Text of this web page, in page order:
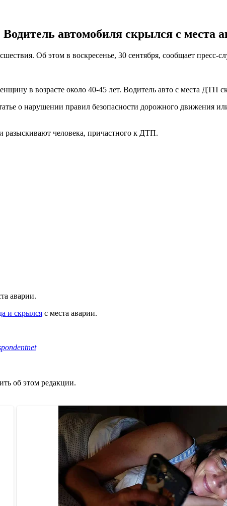
автомобиля скрылся с места
Об этом в воскресенье, 30 сентября, сообщает пресс-
в возрасте около 40-45 лет. Водитель авто с места ДТП
о нарушении правил безопасности дорожного движения
разыскивают человека, причастного к ДТП.
аварии.
и скрылся с места аварии.
об этом редакции.